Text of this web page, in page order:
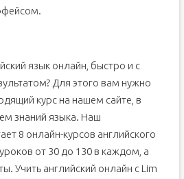
язык онлайн, быстро и с
Для этого вам нужно
курс на нашем сайте, в
знаний языка. Наш
8 онлайн-курсов английского
от 30 до 130 в каждом, а
Учить английский онлайн с Lim